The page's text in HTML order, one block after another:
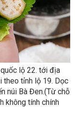
lộ 22. tới địa
theo tỉnh lộ 19. Dọc
núi Bà Đen.(Từ chỗ
không tính chính